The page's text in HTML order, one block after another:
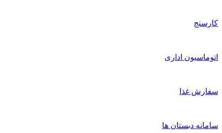
اداری
غذا
دبستان ها